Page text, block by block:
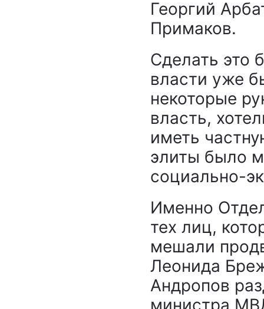
Георгий
Примаков.
Сделать это
власти уже
некоторые
власть,
иметь
элиты было
социально-
Именно
тех лиц,
мешали
Леонида
Андропов
министра